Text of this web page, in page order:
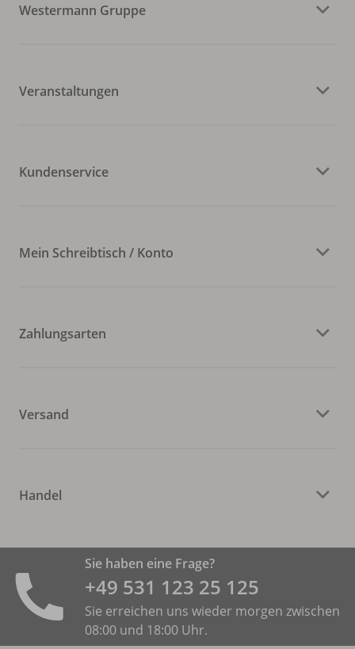
Westermann Gruppe
Veranstaltungen
Kundenservice
Mein Schreibtisch / Konto
Zahlungsarten
Versand
Handel
Sie haben eine Frage?
+49 531 ­123 25 125
Sie erreichen uns wieder morgen zwischen
08:00 und 18:00 Uhr.